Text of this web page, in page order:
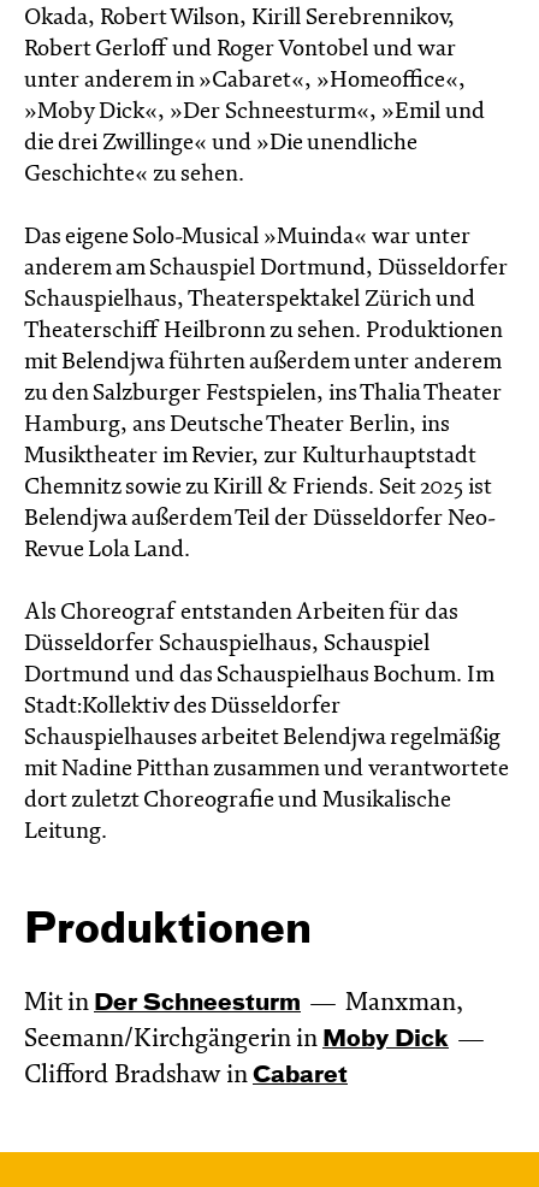
Okada, Robert Wilson, Kirill Serebrennikov,
Robert Gerloff und Roger Vontobel und war
unter anderem in »Cabaret«, »Homeoffice«,
»Moby Dick«, »Der Schneesturm«, »Emil und
die drei Zwillinge« und »Die unendliche
Geschichte« zu sehen.
Das eigene Solo-Musical »Muinda« war unter
anderem am Schauspiel Dortmund, Düsseldorfer
Schauspielhaus, Theaterspektakel Zürich und
Theaterschiff Heilbronn zu sehen. Produktionen
mit Belendjwa führten außerdem unter anderem
zu den Salzburger Festspielen, ins Thalia Theater
Hamburg, ans Deutsche Theater Berlin, ins
Musiktheater im Revier, zur Kulturhauptstadt
Chemnitz sowie zu Kirill & Friends. Seit 2025 ist
Belendjwa außerdem Teil der Düsseldorfer Neo-
Revue Lola Land.
Als Choreograf entstanden Arbeiten für das
Düsseldorfer Schauspielhaus, Schauspiel
Dortmund und das Schauspielhaus Bochum. Im
Stadt:Kollektiv des Düsseldorfer
Schauspielhauses arbeitet Belendjwa regelmäßig
mit Nadine Pitthan zusammen und verantwortete
dort zuletzt Choreografie und Musikalische
Leitung.
Produktionen
Mit in Der Schnee­sturm
Manxman,
Seemann/Kirchgängerin in Moby Dick
Clifford Bradshaw in Cabaret